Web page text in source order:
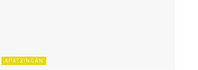
APATZINGÁN